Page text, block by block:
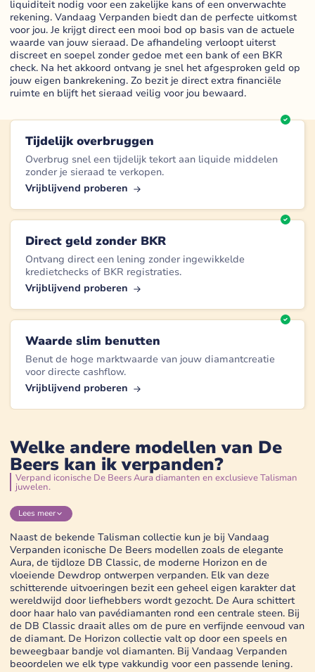
liquiditeit nodig voor een zakelijke kans of een onverwachte
rekening. Vandaag Verpanden biedt dan de perfecte uitkomst
voor jou. Je krijgt direct een mooi bod op basis van de actuele
waarde van jouw sieraad. De afhandeling verloopt uiterst
discreet en soepel zonder gedoe met een bank of een BKR
check. Na het akkoord ontvang je snel het afgesproken geld op
jouw eigen bankrekening. Zo bezit je direct extra financiële
ruimte en blijft het sieraad veilig voor jou bewaard.
Tijdelijk overbruggen
Overbrug snel een tijdelijk tekort aan liquide middelen
zonder je sieraad te verkopen.
Vrijblijvend proberen
Direct geld zonder BKR
Ontvang direct een lening zonder ingewikkelde
kredietchecks of BKR registraties.
Vrijblijvend proberen
Waarde slim benutten
Benut de hoge marktwaarde van jouw diamantcreatie
voor directe cashflow.
Vrijblijvend proberen
Welke andere modellen van De
Beers kan ik verpanden?
Verpand iconische De Beers Aura diamanten en exclusieve Talisman
juwelen.
Lees meer
Naast de bekende Talisman collectie kun je bij Vandaag
Verpanden iconische De Beers modellen zoals de elegante
Aura, de tijdloze DB Classic, de moderne Horizon en de
vloeiende Dewdrop ontwerpen verpanden. Elk van deze
schitterende uitvoeringen bezit een geheel eigen karakter dat
wereldwijd door liefhebbers wordt gezocht. De Aura schittert
door haar halo van pavédiamanten rond een centrale steen. Bij
de DB Classic draait alles om de pure en verfijnde eenvoud van
de diamant. De Horizon collectie valt op door een speels en
beweegbaar bandje vol diamanten. Bij Vandaag Verpanden
beoordelen we elk type vakkundig voor een passende lening.